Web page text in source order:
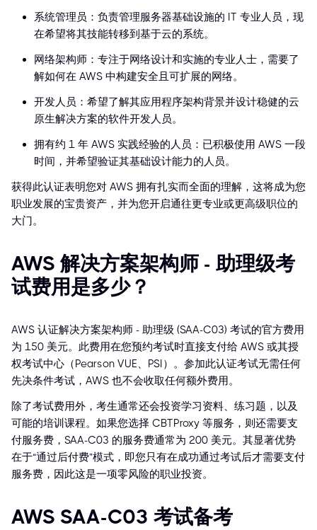
系统管理员：负责管理服务器基础设施的 IT 专业人员，现
在希望将其技能转移到基于云的系统。
网络架构师：专注于网络设计和实施的专业人士，需要了
解如何在 AWS 中构建安全且可扩展的网络。
开发人员：希望了解其应用程序架构背景并设计稳健的云
原生解决方案的软件开发人员。
拥有约 1 年 AWS 实践经验的人员：已积极使用 AWS 一段
时间，并希望验证其基础设计能力的人员。
获得此认证表明您对 AWS 拥有扎实而全面的理解，这将成为您
职业发展的宝贵资产，并为您开启通往更专业或更高级职位的
大门。
AWS 解决方案架构师 - 助理级考
试费用是多少？
AWS 认证解决方案架构师 - 助理级 (SAA-C03) 考试的官方费用
为 150 美元。此费用在您预约考试时直接支付给 AWS 或其授
权考试中心（Pearson VUE、PSI）。参加此认证考试无需任何
先决条件考试，AWS 也不会收取任何额外费用。
除了考试费用外，考生通常还会投资学习资料、练习题，以及
可能的培训课程。如果您选择 CBTProxy 等服务，则还需要支
付服务费，SAA-C03 的服务费通常为 200 美元。其显著优势
在于“通过后付费”模式，即您只有在成功通过考试后才需要支付
服务费，因此这是一项零风险的职业投资。
AWS SAA-C03 考试备考